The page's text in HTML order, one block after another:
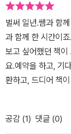
벌써 일년.쌤과 함
과 함께 한 시간이
보고 싶어했던 책이
요.예약을 하고, 기
환하고, 드디어 책
던 그 기쁨들..책
실생활에서 자주 쓰
공감 (1) 댓글 (0)